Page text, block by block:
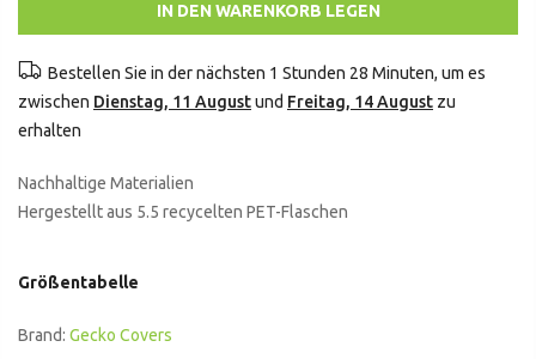
IN DEN WARENKORB LEGEN
Bestellen Sie in der nächsten 1 Stunden 28 Minuten, um es
zwischen Dienstag, 11 Augustund Freitag, 14 August zu
erhalten
Nachhaltige Materialien
Hergestellt aus 5.5 recycelten PET-Flaschen
Größentabelle
Brand: Gecko Covers